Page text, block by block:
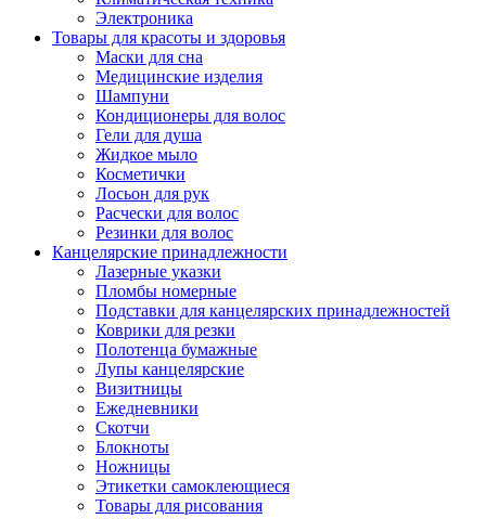
Электроника
Товары для красоты и здоровья
Маски для сна
Медицинские изделия
Шампуни
Кондиционеры для волос
Гели для душа
Жидкое мыло
Косметички
Лосьон для рук
Расчески для волос
Резинки для волос
Канцелярские принадлежности
Лазерные указки
Пломбы номерные
Подставки для канцелярских принадлежностей
Коврики для резки
Полотенца бумажные
Лупы канцелярские
Визитницы
Ежедневники
Скотчи
Блокноты
Ножницы
Этикетки самоклеющиеся
Товары для рисования